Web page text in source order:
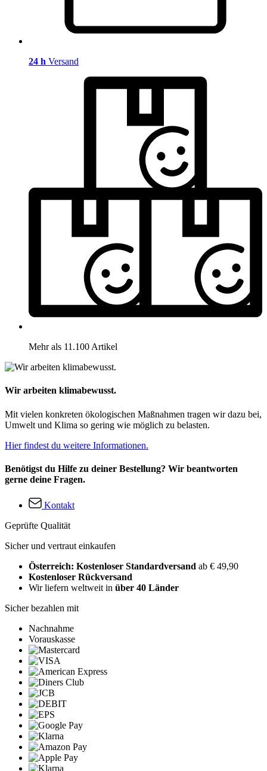
24 h Versand
Mehr als 11.100 Artikel
Wir arbeiten klimabewusst.
Mit vielen konkreten ökologischen Maßnahmen tragen wir dazu bei,
Umwelt und Klima so gering wie möglich zu belasten.
Hier findest du weitere Informationen.
Benötigst du Hilfe zu deiner Bestellung? Wir beantworten
gerne deine Fragen.
Kontakt
Geprüfte Qualität
Sicher und vertraut einkaufen
Österreich: Kostenloser Standardversand ab € 49,90
Kostenloser Rückversand
Wir liefern weltweit in über 40 Länder
Sicher bezahlen mit
Nachnahme
Vorauskasse